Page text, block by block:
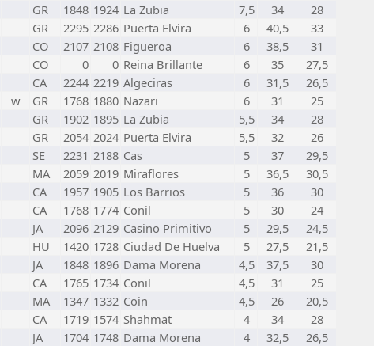
GR 1848 1924 La Zubia 7,5 34
28
GR 2295 2286 Puerta Elvira 6 40,5
33
CO 2107 2108 Figueroa 6 38,5
31
CO 0 0 Reina Brillante 6 35
27,5
CA 2244 2219 Algeciras 6 31,5
26,5
w GR 1768 1880 Nazari 6 31
25
GR 1902 1895 La Zubia 5,5 34
28
GR 2054 2024 Puerta Elvira 5,5 32
26
SE 2231 2188 Cas 5 37
29,5
MA 2059 2019 Miraflores 5 36,5
30,5
CA 1957 1905 Los Barrios 5 36
30
CA 1768 1774 Conil 5 30
24
JA 2096 2129 Casino Primitivo 5 29,5
24,5
HU 1420 1728 Ciudad De Huelva 5 27,5
21,5
JA 1848 1896 Dama Morena 4,5 37,5
30
CA 1765 1734 Conil 4,5 31
25
MA 1347 1332 Coin 4,5 26
20,5
CA 1719 1574 Shahmat 4 34
28
JA 1704 1748 Dama Morena 4 32,5
26,5